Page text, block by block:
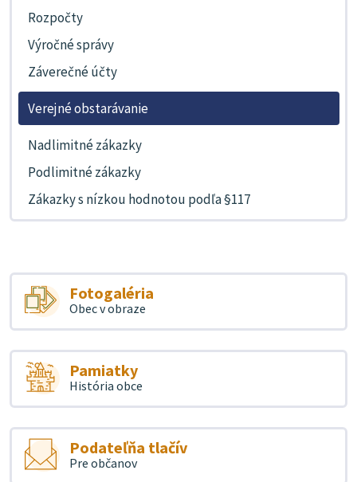
Rozpočty
Výročné správy
Záverečné účty
Verejné obstarávanie
Nadlimitné zákazky
Podlimitné zákazky
Zákazky s nízkou hodnotou podľa §117
Fotogaléria
Obec v obraze
Pamiatky
História obce
Podateľňa tlačív
Pre občanov